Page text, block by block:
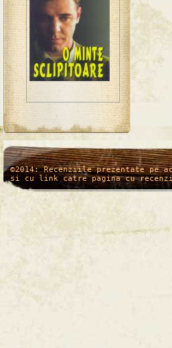
/* */
©2014: Recenziile prezentate
si cu link catre pagina cu